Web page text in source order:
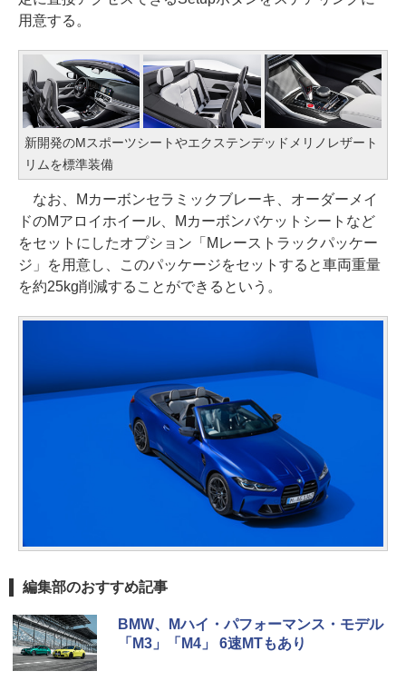
用意する。
新開発のMスポーツシートやエクステンデッドメリノレザート
リムを標準装備
なお、Mカーボンセラミックブレーキ、オーダーメイ
ドのMアロイホイール、Mカーボンバケットシートなど
をセットにしたオプション「Mレーストラックパッケー
ジ」を用意し、このパッケージをセットすると車両重量
を約25kg削減することができるという。
編集部のおすすめ記事
BMW、Mハイ・パフォーマンス・モデル
「M3」「M4」 6速MTもあり